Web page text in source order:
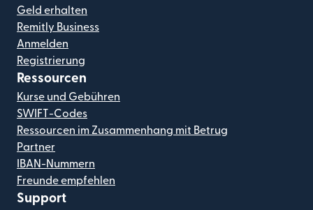
Geld erhalten
Remitly Business
Anmelden
Registrierung
Ressourcen
Kurse und Gebühren
SWIFT-Codes
Ressourcen im Zusammenhang mit Betrug
Partner
IBAN-Nummern
Freunde empfehlen
Support